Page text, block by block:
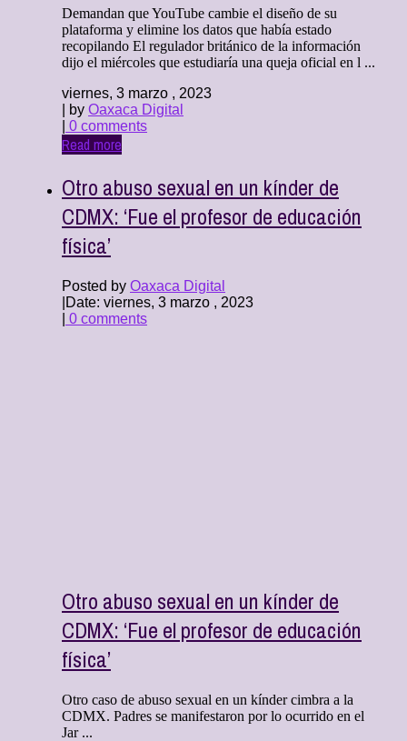
Demandan que YouTube cambie el diseño de su
plataforma y elimine los datos que había estado
recopilando El regulador británico de la información
dijo el miércoles que estudiaría una queja oficial en l ...
viernes, 3 marzo , 2023
| by Oaxaca Digital
0 comments
Read more
Otro abuso sexual en un kínder de
CDMX: ‘Fue el profesor de educación
física’
Posted by Oaxaca Digital
Date: viernes, 3 marzo , 2023
0 comments
Otro abuso sexual en un kínder de
CDMX: ‘Fue el profesor de educación
física’
Otro caso de abuso sexual en un kínder cimbra a la
CDMX. Padres se manifestaron por lo ocurrido en el
Jar ...